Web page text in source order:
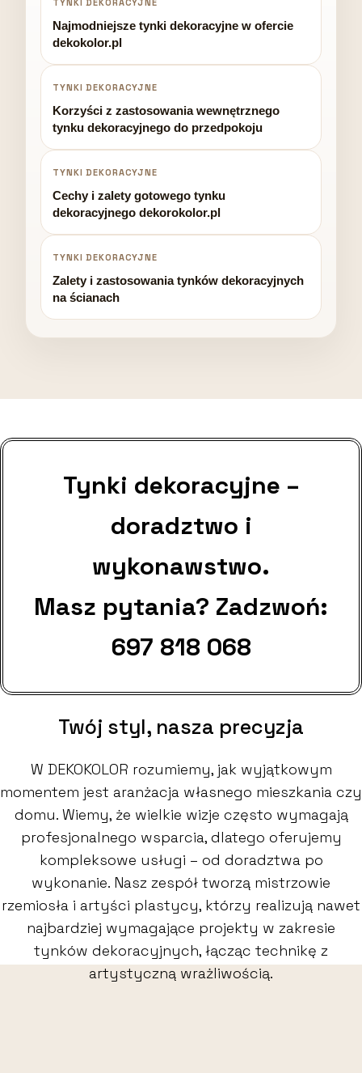
TYNKI DEKORACYJNE
Najmodniejsze tynki dekoracyjne w ofercie
dekokolor.pl
TYNKI DEKORACYJNE
Korzyści z zastosowania wewnętrznego
tynku dekoracyjnego do przedpokoju
TYNKI DEKORACYJNE
Cechy i zalety gotowego tynku
dekoracyjnego dekorokolor.pl
TYNKI DEKORACYJNE
Zalety i zastosowania tynków dekoracyjnych
na ścianach
Tynki dekoracyjne –
doradztwo i
wykonawstwo.
Masz pytania? Zadzwoń:
697 818 068
Twój styl, nasza precyzja
W DEKOKOLOR rozumiemy, jak wyjątkowym
momentem jest aranżacja własnego mieszkania czy
domu. Wiemy, że wielkie wizje często wymagają
profesjonalnego wsparcia, dlatego oferujemy
kompleksowe usługi – od doradztwa po
wykonanie. Nasz zespół tworzą mistrzowie
rzemiosła i artyści plastycy, którzy realizują nawet
najbardziej wymagające projekty w zakresie
tynków dekoracyjnych, łącząc technikę z
artystyczną wrażliwością.